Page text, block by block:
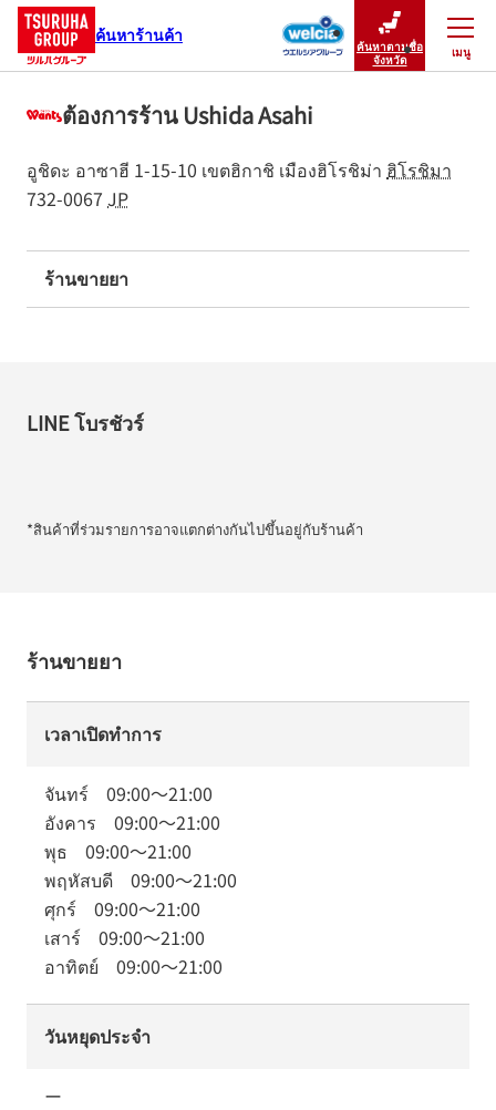
ค้นหาร้านค้า
ค้นหาตามชื่อ
จังหวัด
เมนู
ปิดเมนู
ต้องการร้าน Ushida Asahi
อูชิดะ อาซาฮี 1-15-10 เขตฮิกาชิ เมืองฮิโรชิม่า ฮิโรชิมา
732-0067 JP
ร้านขายยา
LINE โบรชัวร์
*สินค้าที่ร่วมรายการอาจแตกต่างกันไปขึ้นอยู่กับร้านค้า
ร้านขายยา
เวลาเปิดทำการ
จันทร์ 09:00～21:00
อังคาร 09:00～21:00
พุธ 09:00～21:00
พฤหัสบดี 09:00～21:00
ศุกร์ 09:00～21:00
เสาร์ 09:00～21:00
อาทิตย์ 09:00～21:00
วันหยุดประจำ
ー